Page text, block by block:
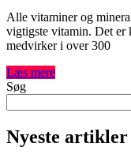
Alle vitaminer og
vigtigste vitamin. Det er
medvirker i over 300
Læs mere
Søg
Nyeste artikler